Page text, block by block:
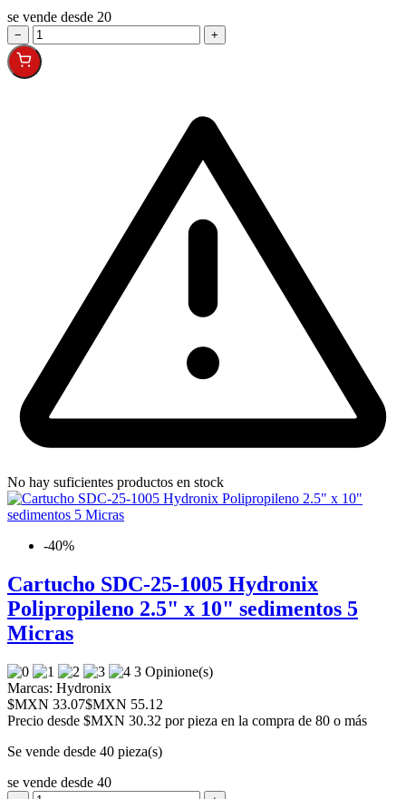
se vende desde 20
− +
No hay suficientes productos en stock
-40%
Cartucho SDC-25-1005 Hydronix
Polipropileno 2.5" x 10" sedimentos 5
Micras
3 Opinione(s)
Marcas: Hydronix
$MXN 33.07$MXN 55.12
Precio desde $MXN 30.32 por pieza en la compra de 80 o más
Se vende desde 40 pieza(s)
se vende desde 40